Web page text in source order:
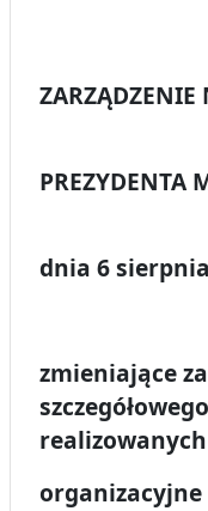
PREZYDENTA
dnia 6
zmieniające
organizacyjne